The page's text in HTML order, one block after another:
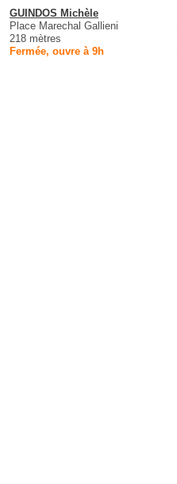
GUINDOS Michèle
Place Marechal Gallieni
218 mètres
Fermée, ouvre à 9h